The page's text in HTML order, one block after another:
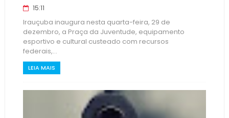
15:11
Irauçuba inaugura nesta quarta-feira, 29 de
dezembro, a Praça da Juventude, equipamento
esportivo e cultural custeado com recursos
federais,...
LEIA MAIS